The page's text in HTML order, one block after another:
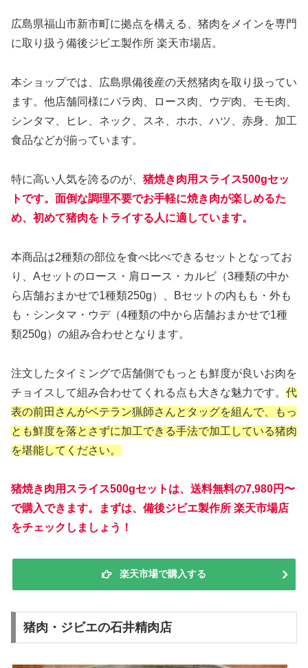
広島県福山市新市町に拠点を構える、猪肉をメインを専門
に取り扱う備後ジビエ製作所 楽天市場店。
本ショップでは、広島県備後産の天然猪肉を取り扱ってい
ます。他店舗同様にバラ肉、ロース肉、ウデ肉、モモ肉、
シンタマ、ヒレ、ネック、スネ、ホホ、ハツ、赤身、加工
食品などが揃っています。
特に高い人気を誇るのが、 猪焼き肉用スライス500gセッ
トです。面倒な調理不要でお手軽に焼き肉が楽しめるた
め、初めて猪肉をトライする人に適しています。
本商品は2種類の部位を食べ比べできるセットとなってお
り、Aセットのロース・肩ロース・カルビ（3種類の中か
ら店舗おまかせで1種類250g）、Bセットの内もも・外も
も・シンタマ・ウデ（4種類の中から店舗おまかせで1種
類250g）の組み合わせとなります。
注文したタイミングで店舗側でもっとも鮮度が良いお肉を
チョイスして組み合わせてくれる点も大きな魅力です。 代
表の前田さんがベテラン猟師さんとタッグを組んで、もっ
とも鮮度を落とさずに加工できる手法で加工している猪肉
を堪能してください。
猪焼き肉用スライス500gセットは、送料無料の7,980円〜
で購入できます。まずは、備後ジビエ製作所 楽天市場店
をチェックしましょう！
楽天市場で購入する
猪肉・ジビエの石井精肉店